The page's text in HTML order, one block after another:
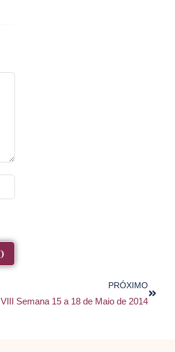
PRÓXIMO
VIII Semana 15 a 18 de Maio de 2014